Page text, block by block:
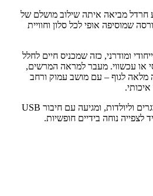
חרדל מביאה איתה שילוב מושלם של
שמוסיפה אופי לכל סלון וחוויית
ומודרני, כזה שמכניס חיים לחלל
או עכשווי. מעבר למראה המרשים,
מלאה לגוף – עם מושב עמוק ורחב
הכורסה מתאימה במיוחד למבוגרים וליולדות, ומגיעה עם חיבור USB
לצפייה נוחה בידיים חופשיות.